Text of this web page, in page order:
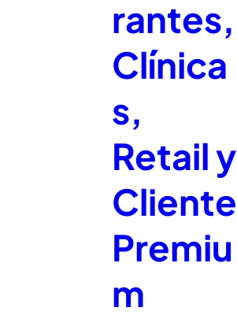
rantes,
Clínica
s,
Retail y
Cliente
Premiu
m